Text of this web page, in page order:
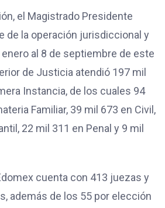
el Magistrado Presidente
de la operación jurisdiccional y
al 8 de septiembre de este
de Justicia atendió 197 mil
Instancia, de los cuales 94
Familiar, 39 mil 673 en Civil,
22 mil 311 en Penal y 9 mil
cuenta con 413 juezas y
además de los 55 por elección